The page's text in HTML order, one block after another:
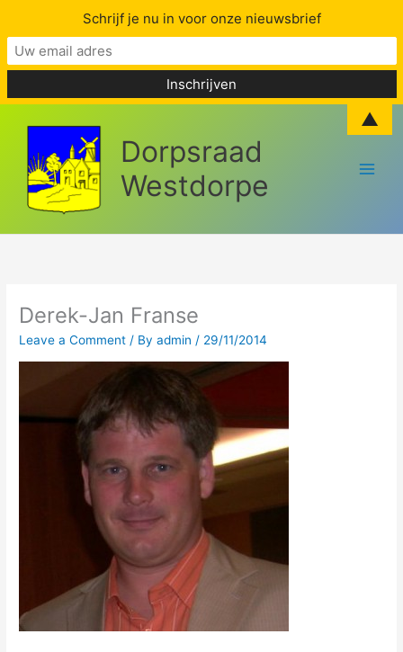
content
Dorpsraad
Westdorpe
Derek-Jan Franse
Leave a Comment / Byadmin/ 29/11/2014
Schrijf je nu in voor onze nieuwsbrief
▲